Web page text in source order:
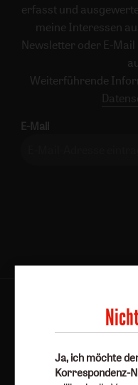
erfasst und
meine Interessen
Newsletter oder E-
Weiterführende
E-Mail
AGB und
Vertrag
Ja, ich möchte
Korrespondenz-